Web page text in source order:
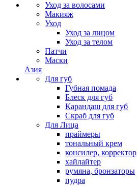
Уход за волосами
Макияж
Уход
Уход за лицом
Уход за телом
Патчи
Маски
Азия
Для губ
Губная помада
Блеск для губ
Карандаш для губ
Скраб для губ
Для Лица
праймеры
тональный крем
консилер, корректор
хайлайтер
румяна, бронзаторы
пудра